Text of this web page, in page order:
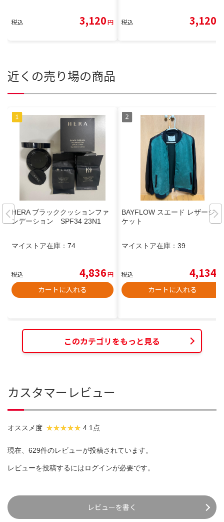
税込 3,120円 税込 3,120
近くの売り場の商品
HERA ブラッククッションファ
ンデーション SPF34 23N1
マイストア在庫： 74
税込 4,836円
カートに入れる
BAYFLOW スエード レザージャ
ケット
マイストア在庫： 39
税込 4,134
カートに入れる
このカテゴリをもっと見る
カスタマーレビュー
オススメ度 4.1点
現在、629件のレビューが投稿されています。
レビューを投稿するにはログインが必要です。
レビューを書く